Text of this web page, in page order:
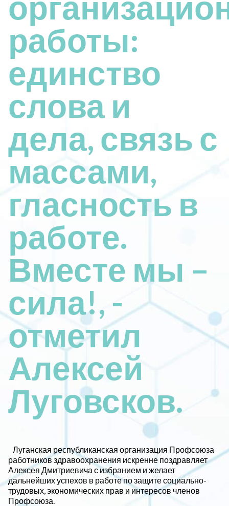
работы:
единство
слова и
дела, связь с
массами,
гласность в
работе.
Вместе мы –
сила!, -
отметил
Алексей
Луговсков.
Луганская республиканская организация Профсоюза
работников здравоохранения искренне поздравляет
Алексея Дмитриевича с избранием и желает
дальнейших успехов в работе по защите социально-
трудовых, экономических прав и интересов членов
Профсоюза.